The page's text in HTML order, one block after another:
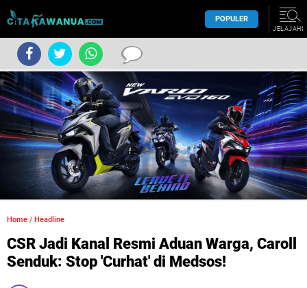
POPULER
JELAJAHI
Home / Headline
CSR Jadi Kanal Resmi Aduan Warga, Caroll
Senduk: Stop 'Curhat' di Medsos!